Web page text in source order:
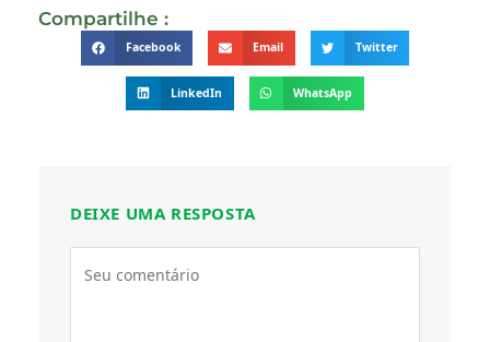
Compartilhe :
Facebook Email Twitter
LinkedIn WhatsApp
DEIXE UMA RESPOSTA